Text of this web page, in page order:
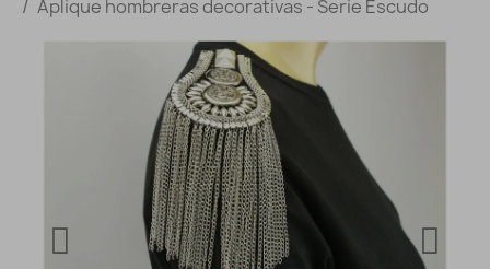
Aplique hombreras decorativas - Serie Escudo